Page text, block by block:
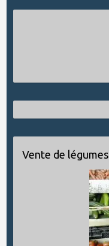
Vente de